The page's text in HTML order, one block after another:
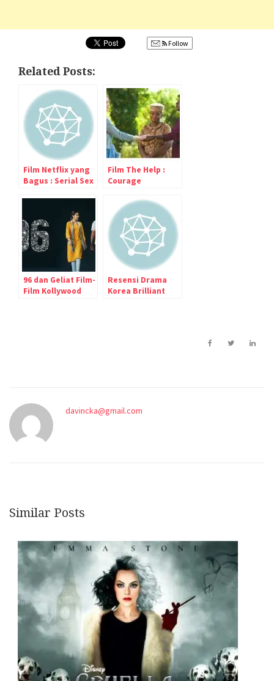
Follow
Related Posts:
Film Netflix yang
Bagus : Serial Sex
Film The Help :
Courage
a Generation
96 dan Geliat Film-
Film Kollywood
Resensi Drama
Korea Brilliant
davincka@gmail.com
Similar Posts